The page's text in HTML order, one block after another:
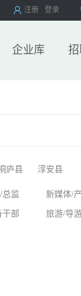
注册 登录
企业库
庐县 淳安县
总监 新媒体/
干部 旅游/导